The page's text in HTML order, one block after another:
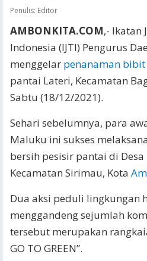
Penulis: Editor
AMBONKITA.COM,- Ikatan
Indonesia (IJTI) Pengurus
menggelar penanaman
pantai Lateri, Kecamatan
Sabtu (18/12/2021).
Sehari sebelumnya, para
Maluku ini sukses
bersih pesisir pantai di
Kecamatan Sirimau, Kota
Dua aksi peduli lingkungan
menggandeng sejumlah
tersebut merupakan
GO TO GREEN”.